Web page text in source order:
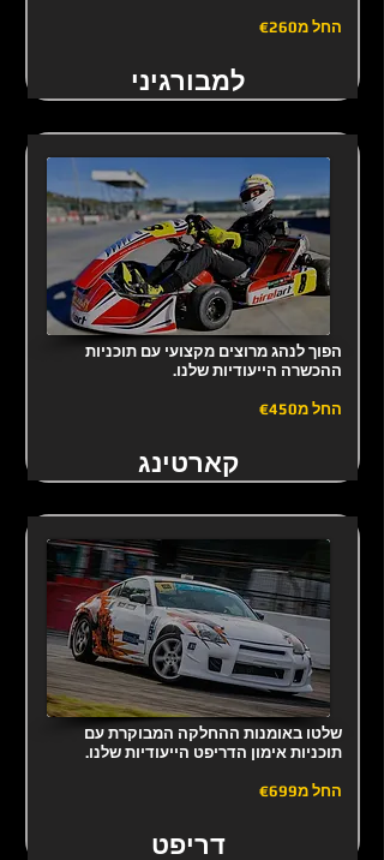
החל מ€260
למבורגיני
הפוך לנהג מרוצים מקצועי עם תוכניות
ההכשרה הייעודיות שלנו.
החל מ€450
קארטינג
שלטו באומנות ההחלקה המבוקרת עם
תוכניות אימון הדריפט הייעודיות שלנו.
החל מ€699
דריפט